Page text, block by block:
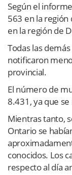
Según el
563 en la región
en la región de
Todas las
notificaron
provincial.
El número de
8.431, ya que
Mientras tanto,
Ontario se
conocidos. Los
respecto al día